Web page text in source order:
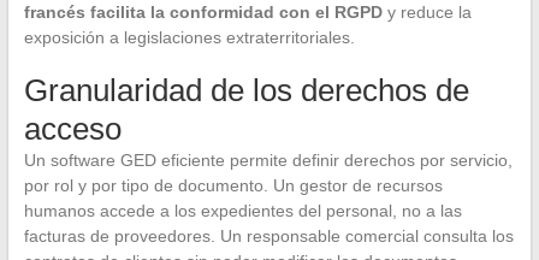
francés facilita la conformidad con el RGPDy reduce la
exposición a legislaciones extraterritoriales.
Granularidad de los derechos de
acceso
Un software GED eficiente permite definir derechos por servicio,
por rol y por tipo de documento. Un gestor de recursos
humanos accede a los expedientes del personal, no a las
facturas de proveedores. Un responsable comercial consulta los